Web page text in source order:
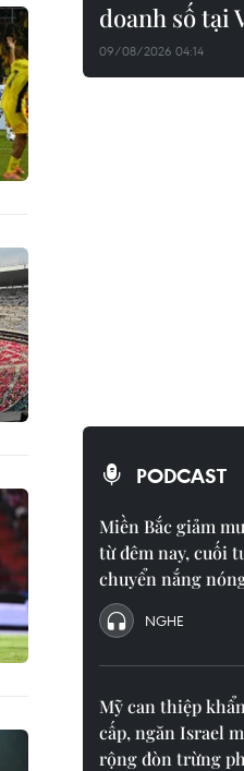
doanh số tại
09/08/2026 04:14
PODCAST
Miền Bắc giảm
từ đêm nay, cuối
chuyển nắng
NGHE
Mỹ can thiệp khẩn
cấp, ngăn Israel
rộng đòn trừng